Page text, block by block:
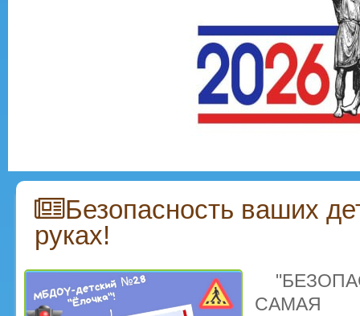
Безопасность ваших
руках!